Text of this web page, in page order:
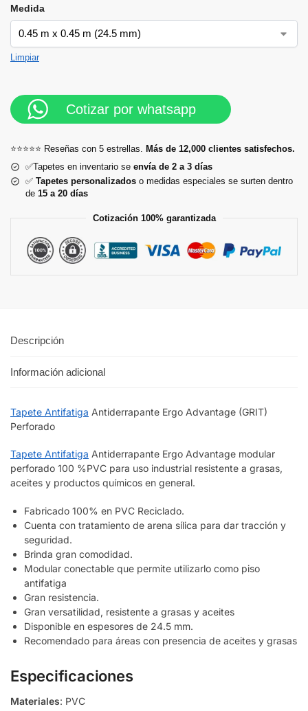
Medida
Limpiar
Cotizar por whatsapp
⭐⭐⭐⭐⭐ Reseñas con 5 estrellas.
Más de 12,000 clientes satisfechos.
✅Tapetes en inventario se envía de 2 a 3 días
✅ Tapetes personalizados o medidas especiales se surten dentro
de 15 a 20 días
Cotización 100% garantizada
Descripción
Información adicional
Tapete Antifatiga Antiderrapante Ergo Advantage (GRIT)
Perforado
Tapete Antifatiga Antiderrapante Ergo Advantage modular
perforado 100 %PVC para uso industrial resistente a grasas,
aceites y productos químicos en general.
Fabricado 100% en PVC Reciclado.
Cuenta con tratamiento de arena sílica para dar tracción y
seguridad.
Brinda gran comodidad.
Modular conectable que permite utilizarlo como piso
antifatiga
Gran resistencia.
Gran versatilidad, resistente a grasas y aceites
Disponible en espesores de 24.5 mm.
Recomendado para áreas con presencia de aceites y grasas
Especificaciones
Materiales: PVC